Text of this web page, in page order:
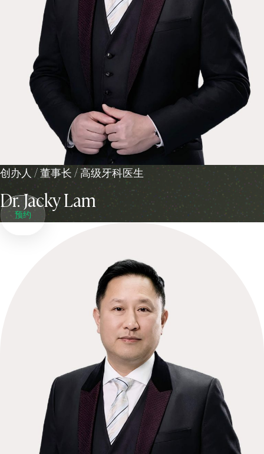
创办人 / 董事长 / 高级牙科医生
Dr. Jacky Lam
预约